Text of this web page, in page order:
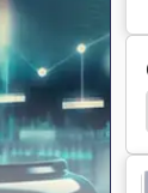
Stroj